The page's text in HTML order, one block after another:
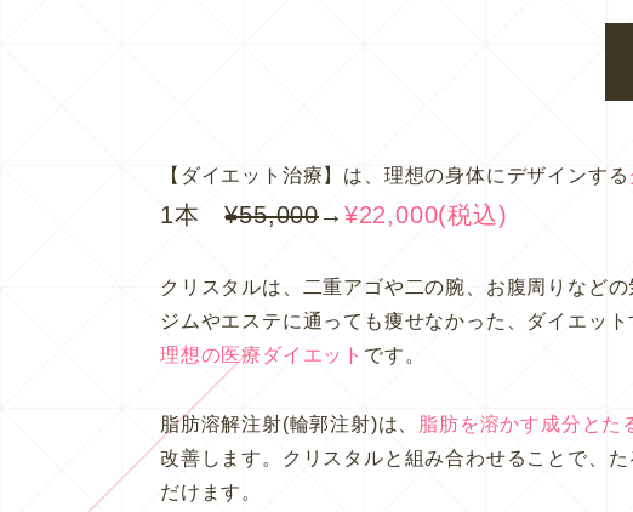
【ダイエット治療】は、理想の身体にデザインする
1本¥55,000→ ¥22,000(税込)
クリスタルは、二重アゴや二の腕、お腹周りなど
ジムやエステに通っても痩せなかった、ダイエッ
理想の医療ダイエット です。
脂肪溶解注射(輪郭注射)は、 脂肪を溶かす成分とた
改善します。クリスタルと組み合わせることで、
だけます。